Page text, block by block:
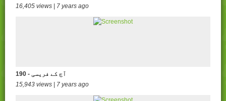
16,405 views | 7 years ago
190 - آج کے فریسی
15,943 views | 7 years ago